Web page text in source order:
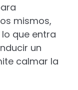
mismos,
que entra
un
calmar la